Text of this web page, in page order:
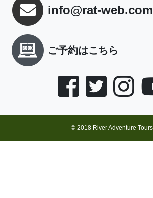
info@rat-web.com
ご予約はこちら
© 2018 River Adventure